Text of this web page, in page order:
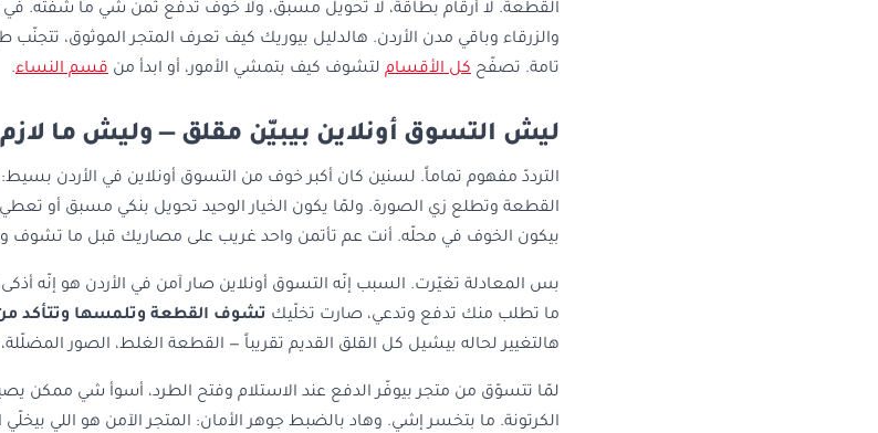
القطعة. لا أرقام بطاقة، لا تحويل مسبق، ولا خوف تدفع ثمن شي ما شفته.
والزرقاء وباقي مدن الأردن. هالدليل بيوريك كيف تعرف المتجر الموثوق، تتجنّب
تامة. تصفّح كل الأقسام لتشوف كيف بتمشي الأمور، أو ابدأ من قسم النساء.
ليش التسوق أونلاين بيبيّن مقلق — وليش ما
الترددّ مفهوم تماماً. لسنين كان أكبر خوف من التسوق أونلاين في الأردن
القطعة وتطلع زي الصورة. ولمّا يكون الخيار الوحيد تحويل بنكي مسبق أو
بيكون الخوف في محلّه. أنت عم تأتمن واحد غريب على مصاريك قبل ما تشوف
بس المعادلة تغيّرت. السبب إنّه التسوق أونلاين صار آمن في الأردن هو إنّه
ما تطلب منك تدفع وتدعي، صارت تخلّيك تشوف القطعة وتلمسها وتتأكد
هالتغيير لحاله بيشيل كل القلق القديم تقريباً — القطعة الغلط، الصور المضلّلة،
لمّا تتسوّق من متجر بيوفّر الدفع عند الاستلام وفتح الطرد، أسوأ شي ممكن
الكرتونة. ما بتخسر إشي. وهاد بالضبط جوهر الأمان: المتجر الآمن هو اللي